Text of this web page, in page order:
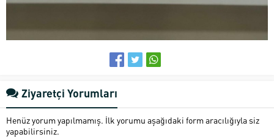
Ziyaretçi Yorumları
Henüz yorum yapılmamış. İlk yorumu aşağıdaki form aracılığıyla siz
yapabilirsiniz.